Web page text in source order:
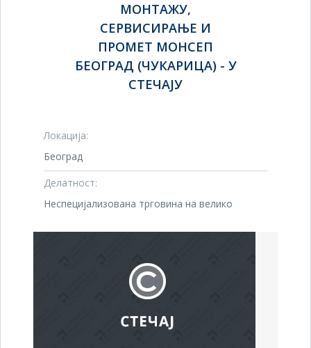
МОНТАЖУ,
СЕРВИСИРАЊЕ И
ПРОМЕТ МОНСЕП
БЕОГРАД (ЧУКАРИЦА) - У
СТЕЧАЈУ
Локација:
Београд
Делатност:
Неспецијализована трговина на велико